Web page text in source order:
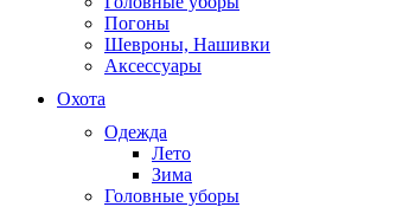
Погоны
Шевроны, Нашивки
Аксессуары
Охота
Одежда
Лето
Зима
Головные уборы